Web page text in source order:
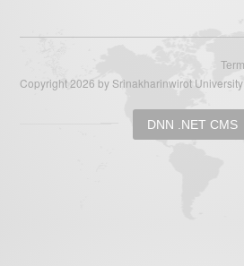
Copyright 2026 by Srinakharinwirot University
DNN .NET CMS